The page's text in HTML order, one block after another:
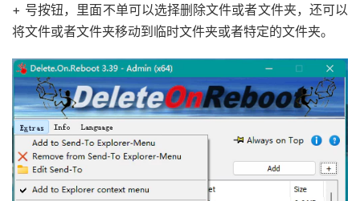
+ 号按钮，里面不单可以选择删除文件或者文件夹，还可以
将文件或者文件夹移动到临时文件夹或者特定的文件夹。